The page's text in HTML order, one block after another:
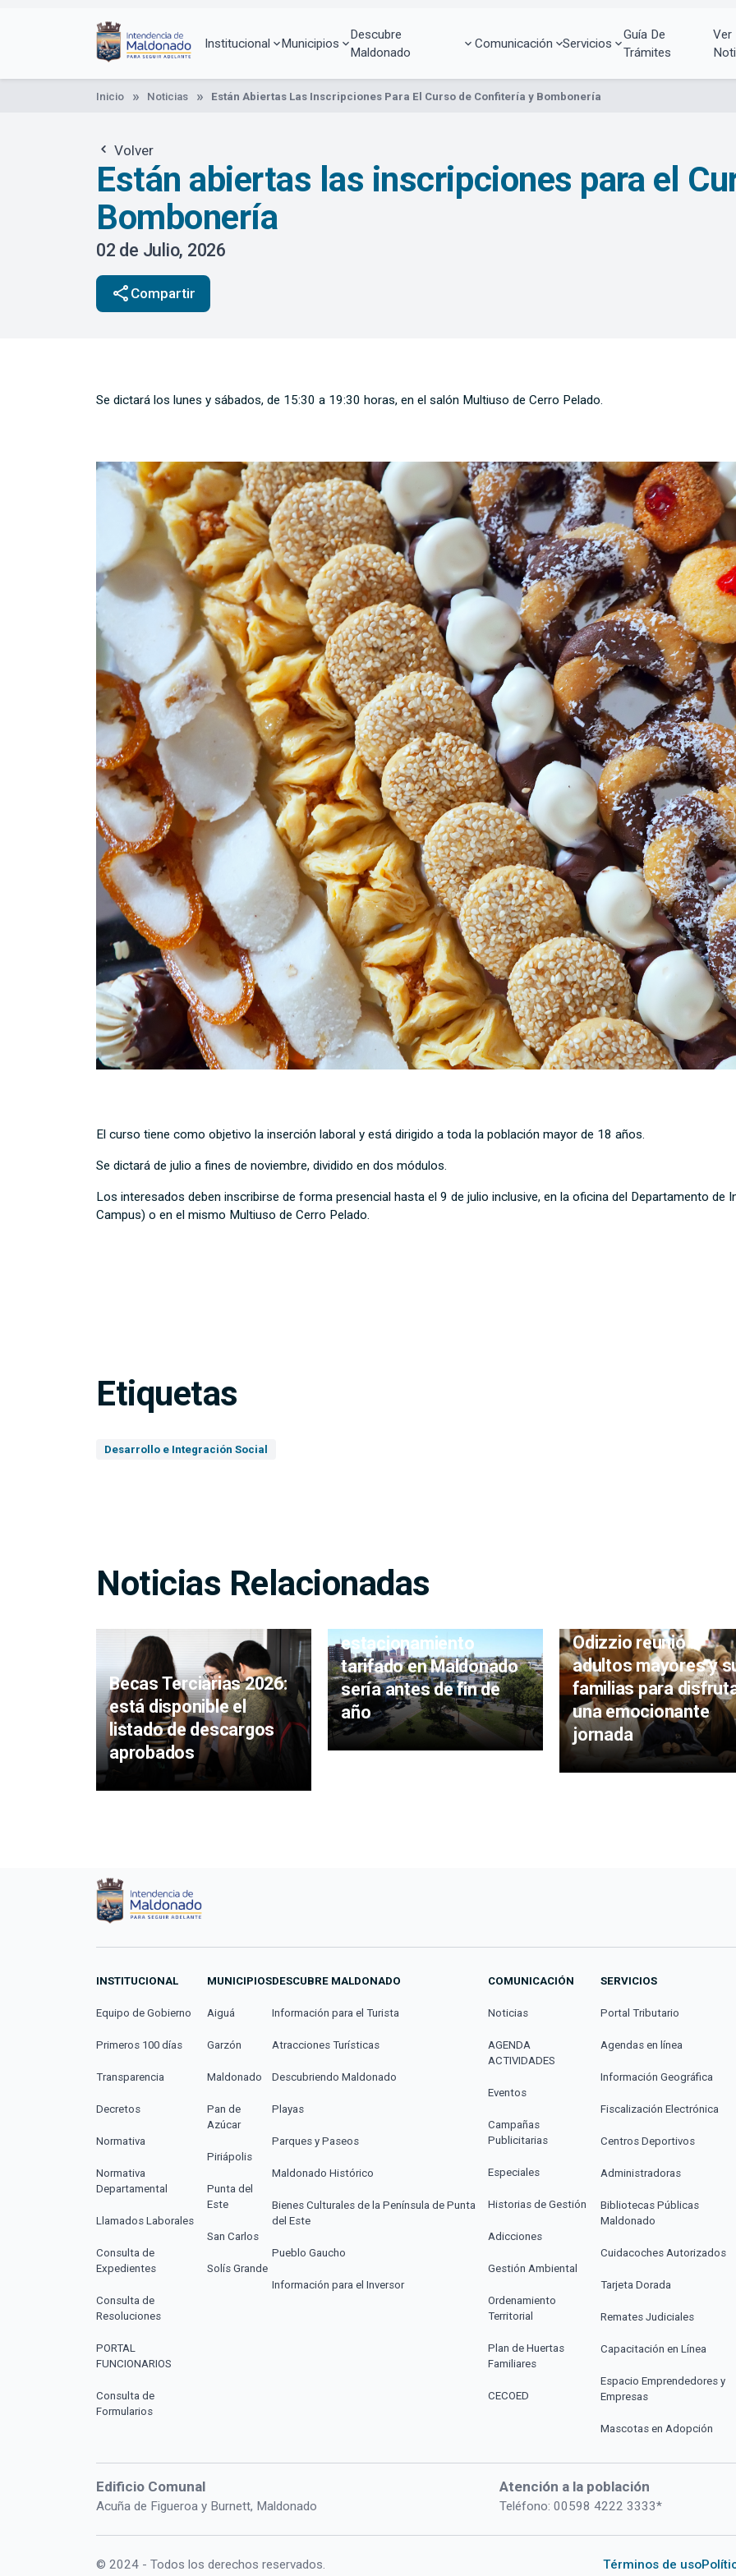
Institucional Municipios
Descubre
Maldonado
Comunicación Servicios
Guía De
Trámites
Ver
Inicio Noticias Están Abiertas Las Inscripciones Para El Curso de Confitería y Bombonería
Volver
Están abiertas las inscripciones para el
Bombonería
02 de Julio, 2026
share Compartir
Se dictará los lunes y sábados, de 15:30 a 19:30 horas, en el salón Multiuso de Cerro Pelado.
El curso tiene como objetivo la inserción laboral y está dirigido a toda la población mayor de 18 años.
Se dictará de julio a fines de noviembre, dividido en dos módulos.
Los interesados deben inscribirse de forma presencial hasta el 9 de julio inclusive, en la oficina del Departamento de
Campus) o en el mismo Multiuso de Cerro Pelado.
Etiquetas
Desarrollo e Integración Social
Noticias Relacionadas
Becas Terciarias 2026:
está disponible el
listado de descargos
aprobados
estacionamiento
tarifado en Maldonado
sería antes de fin de
año
Odizzio reunió a
adultos mayores y
familias para
una emocionante
jornada
INSTITUCIONAL
Equipo de Gobierno
Primeros 100 días
Transparencia
Decretos
Normativa
Normativa
Departamental
Llamados Laborales
Consulta de
Expedientes
Consulta de
Resoluciones
PORTAL
FUNCIONARIOS
Consulta de
Formularios
MUNICIPIOS
Aiguá
Garzón
Maldonado
Pan de
Azúcar
Piriápolis
Punta del
Este
San Carlos
Solís Grande
DESCUBRE MALDONADO
Información para el Turista
Atracciones Turísticas
Descubriendo Maldonado
Playas
Parques y Paseos
Maldonado Histórico
Bienes Culturales de la Península de Punta
del Este
Pueblo Gaucho
Información para el Inversor
COMUNICACIÓN
Noticias
AGENDA
ACTIVIDADES
Eventos
Campañas
Publicitarias
Especiales
Historias de Gestión
Adicciones
Gestión Ambiental
Ordenamiento
Territorial
Plan de Huertas
Familiares
CECOED
SERVICIOS
Portal Tributario
Agendas en línea
Información Geográfica
Fiscalización Electrónica
Centros Deportivos
Administradoras
Bibliotecas Públicas
Maldonado
Cuidacoches Autorizados
Tarjeta Dorada
Remates Judiciales
Capacitación en Línea
Espacio Emprendedores y
Empresas
Mascotas en Adopción
Edificio Comunal
Acuña de Figueroa y Burnett, Maldonado
Atención a la población
Teléfono: 00598 4222 3333*
© 2024 - Todos los derechos reservados. Términos de uso